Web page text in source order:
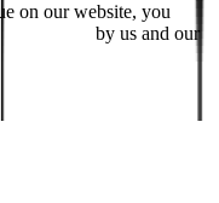
on our website, you
by us and our